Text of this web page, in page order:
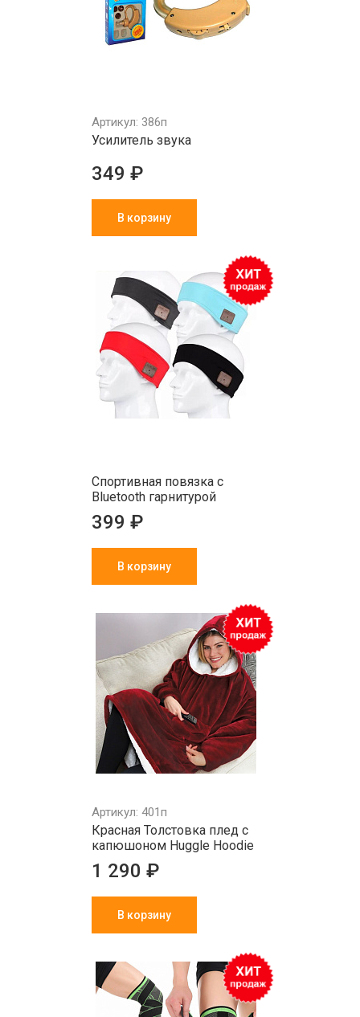
Артикул: 386п
Усилитель звука
349 ₽
В корзину
Спортивная повязка с
Bluetooth гарнитурой
399 ₽
В корзину
Артикул: 401п
Красная Толстовка плед с
капюшоном Huggle Hoodie
1 290 ₽
В корзину